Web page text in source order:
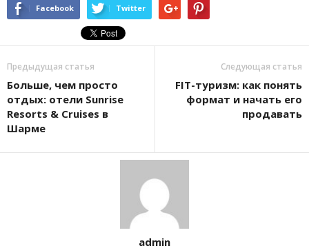
Facebook Twitter
Предыдущая статья
Больше, чем просто
отдых: отели Sunrise
Resorts & Cruises в
Шарме
Следующая статья
FIT-туризм: как понять
формат и начать его
продавать
admin